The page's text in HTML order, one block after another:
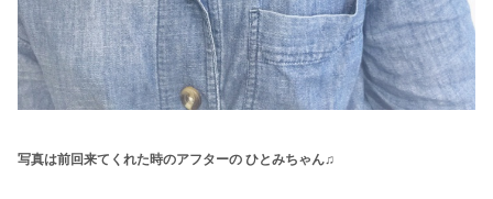
写真は前回来てくれた時のアフターの ひとみちゃん♫